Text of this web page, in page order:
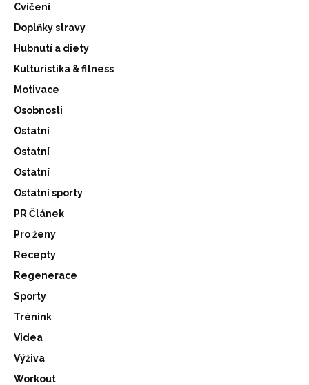
Cvičení
Doplňky stravy
Hubnutí a diety
Kulturistika & fitness
Motivace
Osobnosti
Ostatní
Ostatní
Ostatní
Ostatní sporty
PR Článek
Pro ženy
Recepty
Regenerace
Sporty
Trénink
Videa
Výživa
Workout